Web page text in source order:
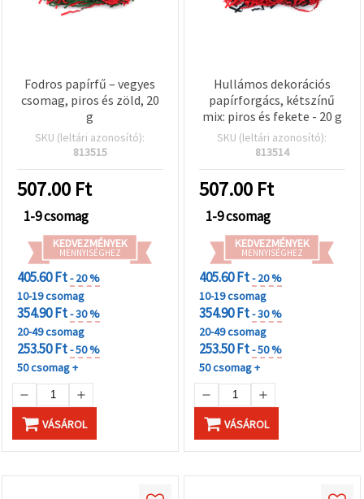
Fodros papírfű – vegyes
csomag, piros és zöld, 20
g
SKU (leltári azonosító):
813515
507.00 Ft
1-9 csomag
KEDVEZMÉNYEK
MENNYISÉGHEZ
405.60 Ft- 20 %
10-19 csomag
354.90 Ft- 30 %
20-49 csomag
253.50 Ft- 50 %
50 csomag +
VÁSÁROL
Hullámos dekorációs
papírforgács, kétszínű
mix: piros és fekete - 20 g
SKU (leltári azonosító):
813514
507.00 Ft
1-9 csomag
KEDVEZMÉNYEK
MENNYISÉGHEZ
405.60 Ft- 20 %
10-19 csomag
354.90 Ft- 30 %
20-49 csomag
253.50 Ft- 50 %
50 csomag +
VÁSÁROL